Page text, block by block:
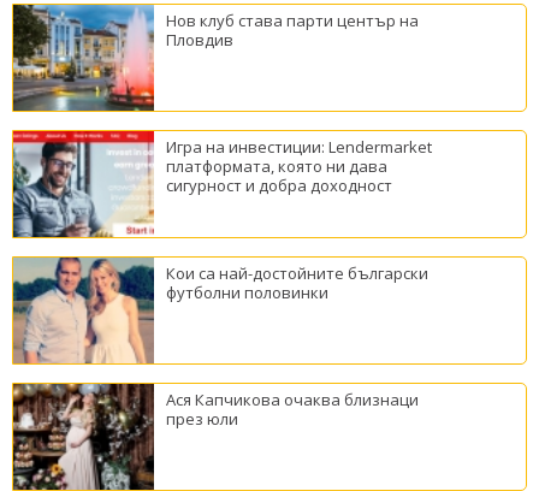
Нов клуб става парти център на
Пловдив
Игра на инвестиции: Lendermarket
платформата, която ни дава
сигурност и добра доходност
Кои са най-достойните български
футболни половинки
Ася Капчикова очаква близнаци
през юли